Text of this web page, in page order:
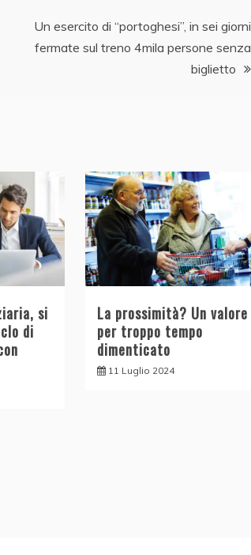
Un esercito di “portoghesi”, in sei giorni
fermate sul treno 4mila persone senza
biglietto
si
di
La prossimità? Un valore
per troppo tempo
dimenticato
11 Luglio 2024